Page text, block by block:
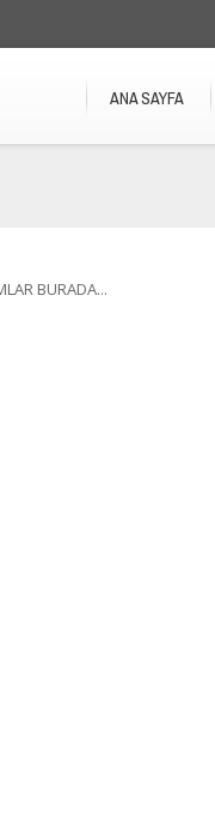
ANA SAYFA
BURADA...